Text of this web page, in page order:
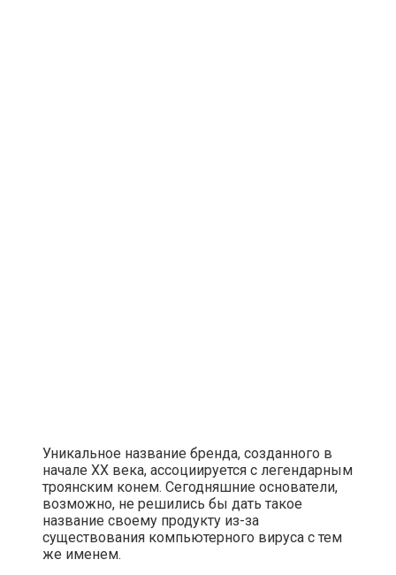
Уникальное название бренда, созданного в
начале XX века, ассоциируется с легендарным
троянским конем. Сегодняшние основатели,
возможно, не решились бы дать такое
название своему продукту из-за
существования компьютерного вируса с тем
же именем.